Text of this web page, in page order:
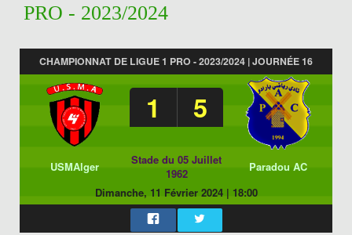
PRO - 2023/2024
CHAMPIONNAT DE LIGUE 1 PRO - 2023/2024 | JOURNÉE 16
1 5
USMAlger
Stade du 05 Juillet
1962
Paradou AC
Dimanche, 11 Février 2024| 18:00